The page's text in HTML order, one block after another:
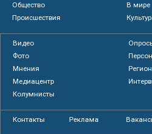
Общество
В мире
Происшествия
Видео
Фото
Мнения
Медиацентр
Колумнисты
Контакты Реклама